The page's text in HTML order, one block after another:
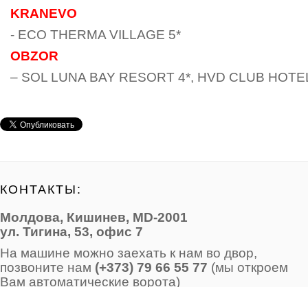
KRANEVO
- ECO THERMA VILLAGE 5*
OBZOR
– SOL LUNA BAY RESORT 4*, HVD CLUB
КОНТАКТЫ:
Молдова, Кишинев, MD-2001
ул. Тигина, 53, офис 7
На машине можно заехать к нам во двор,
позвоните нам (+373) 79 66 55 77 (мы откроем
Вам автоматические ворота)